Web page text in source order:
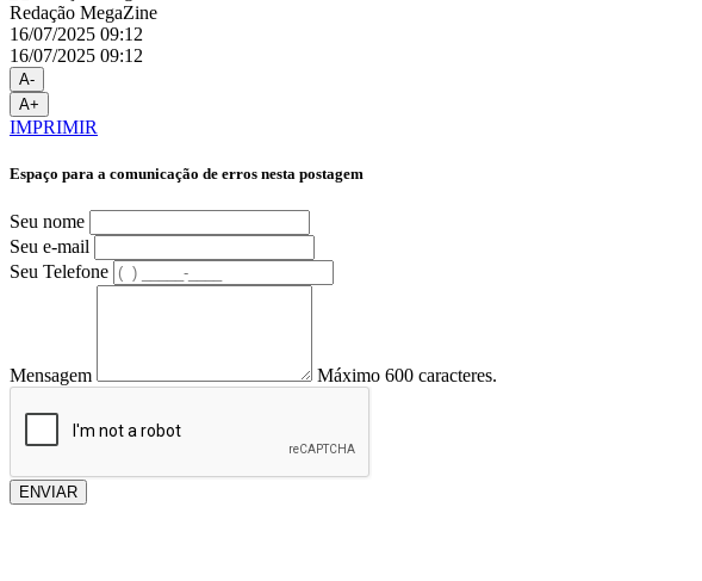
Redação MegaZine
16/07/2025 09:12
16/07/2025 09:12
A-
A+
IMPRIMIR
Espaço para a comunicação de erros nesta postagem
Seu nome
Seu e-mail
Seu Telefone
Mensagem Máximo 600 caracteres.
ENVIAR